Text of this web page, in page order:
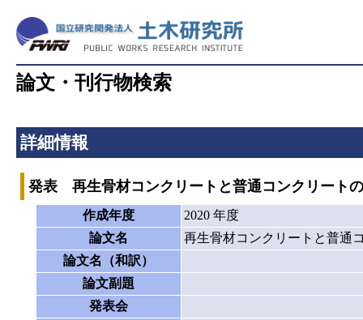
論文・刊行物検索
詳細情報
発表 再生骨材コンクリートと普通コンクリート
作成年度
2020 年度
論文名
再生骨材コンクリートと普通
論文名（和訳）
論文副題
発表会